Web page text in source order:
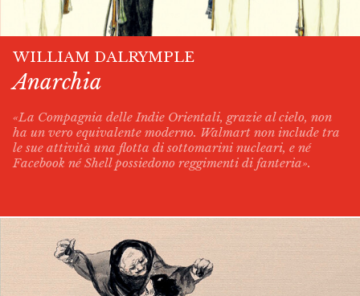
WILLIAM DALRYMPLE
Anarchia
«La Compagnia delle Indie Orientali, grazie al cielo, non
ha un vero equivalente moderno. Walmart non include tra
le sue attività una flotta di sottomarini nucleari, e né
Facebook né Shell possiedono reggimenti di fanteria».